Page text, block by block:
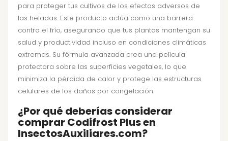
para proteger tus cultivos de los efectos adversos de
las heladas. Este producto actúa como una barrera
contra el frío, asegurando que tus plantas mantengan su
salud y productividad incluso en condiciones climáticas
extremas. Su fórmula avanzada crea una película
protectora sobre las superficies vegetales, lo que
minimiza la pérdida de calor y protege las estructuras
celulares de los daños por congelación.
¿Por qué deberías considerar
comprar Codifrost Plus en
InsectosAuxiliares.com?